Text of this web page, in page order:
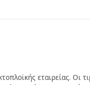
εταιρείας. Οι